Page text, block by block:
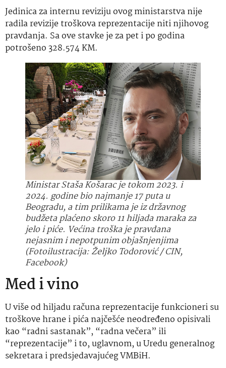
Jedinica za internu reviziju ovog ministarstva nije
radila revizije troškova reprezentacije niti njihovog
pravdanja. Sa ove stavke je za pet i po godina
potrošeno 328.574 KM.
Ministar Staša Košarac je tokom 2023. i
2024. godine bio najmanje 17 puta u
Beogradu, a tim prilikama je iz državnog
budžeta plaćeno skoro 11 hiljada maraka za
jelo i piće. Većina troška je pravdana
nejasnim i nepotpunim objašnjenjima
(Fotoilustracija: Željko Todorović / CIN,
Facebook)
Med i vino
U više od hiljadu računa reprezentacije funkcioneri su
troškove hrane i pića najčešće neodređeno opisivali
kao “radni sastanak”, “radna večera” ili
“reprezentacije” i to, uglavnom, u Uredu generalnog
sekretara i predsjedavajućeg VMBiH.